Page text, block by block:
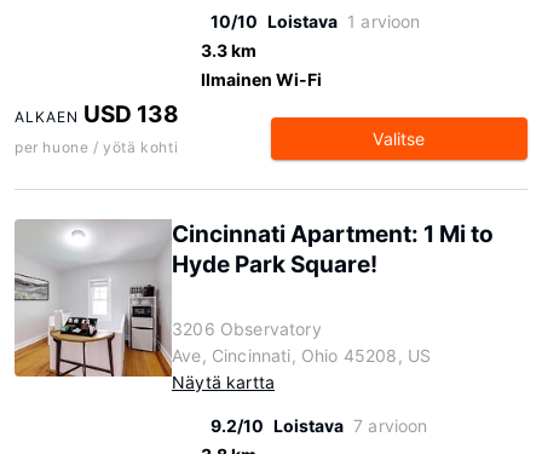
10/10 Loistava 1 arvioon
3.3 km
Ilmainen Wi-Fi
ALKAEN USD 138
per huone / yötä kohti Valitse
Cincinnati Apartment: 1 Mi to
Hyde Park Square!
3206 Observatory
Ave, Cincinnati, Ohio 45208, US
Näytä kartta
9.2/10 Loistava 7 arvioon